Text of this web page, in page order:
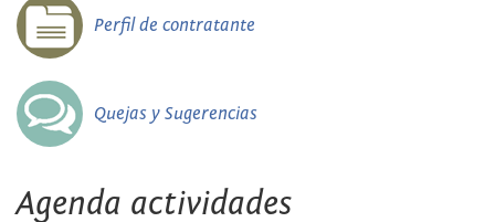
Perfil de contratante
Quejas y Sugerencias
Agenda actividades